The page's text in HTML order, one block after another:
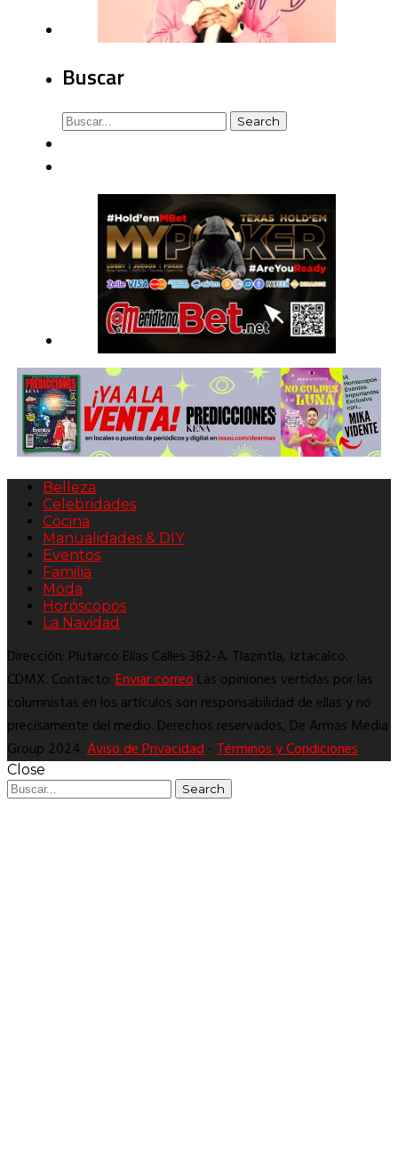
Buscar
Belleza
Celebridades
Cocina
Manualidades & DIY
Eventos
Familia
Moda
Horóscopos
La Navidad
Dirección: Plutarco Elías Calles 382-A. Tlazintla, Iztacalco.
CDMX. Contacto:Enviar correoLas opiniones vertidas por las
columnistas en los artículos son responsabilidad de ellas y no
precisamente del medio. Derechos reservados, De Armas Media
Group 2024.Aviso de Privacidad-Términos y Condiciones
Close